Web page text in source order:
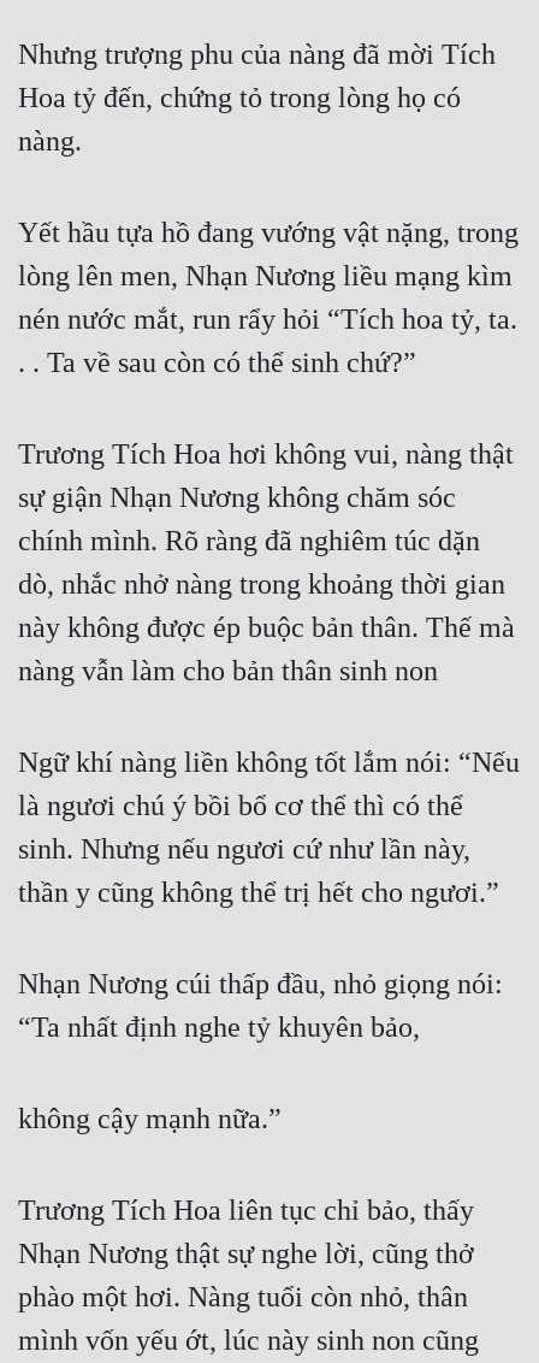
Nhưng trượng phu của nàng đã mời Tích
Hoa tỷ đến, chứng tỏ trong lòng họ có
nàng.
Yết hầu tựa hồ đang vướng vật nặng, trong
lòng lên men, Nhạn Nương liều mạng kìm
nén nước mắt, run rẩy hỏi “Tích hoa tỷ, ta.
. . Ta về sau còn có thể sinh chứ?”
Trương Tích Hoa hơi không vui, nàng thật
sự giận Nhạn Nương không chăm sóc
chính mình. Rõ ràng đã nghiêm túc dặn
dò, nhắc nhở nàng trong khoảng thời gian
này không được ép buộc bản thân. Thế mà
nàng vẫn làm cho bản thân sinh non
Ngữ khí nàng liền không tốt lắm nói: “Nếu
là ngươi chú ý bồi bổ cơ thể thì có thể
sinh. Nhưng nếu ngươi cứ như lần này,
thần y cũng không thể trị hết cho ngươi.”
Nhạn Nương cúi thấp đầu, nhỏ giọng nói:
“Ta nhất định nghe tỷ khuyên bảo,
không cậy mạnh nữa.”
Trương Tích Hoa liên tục chỉ bảo, thấy
Nhạn Nương thật sự nghe lời, cũng thở
phào một hơi. Nàng tuổi còn nhỏ, thân
mình vốn yếu ớt, lúc này sinh non cũng